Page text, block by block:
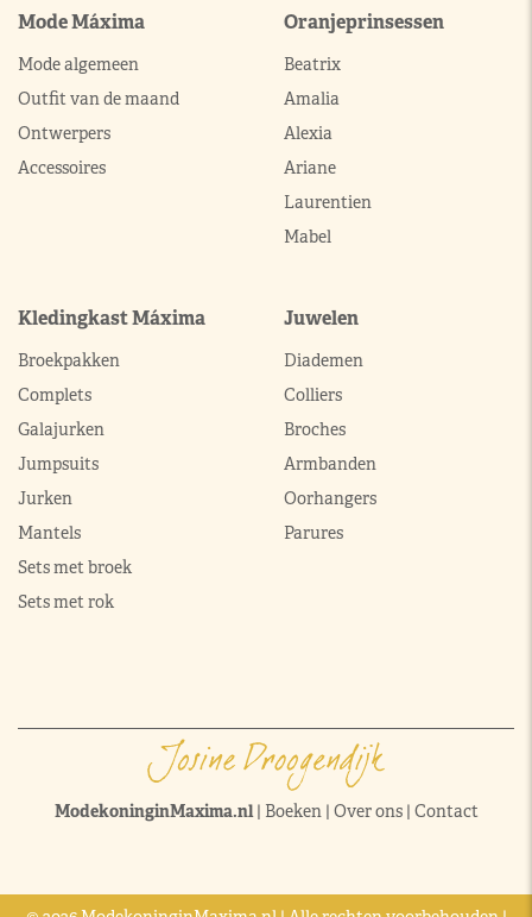
Mode Máxima
Mode algemeen
Outfit van de maand
Ontwerpers
Accessoires
Oranjeprinsessen
Beatrix
Amalia
Alexia
Ariane
Laurentien
Mabel
Kledingkast Máxima
Broekpakken
Complets
Galajurken
Jumpsuits
Jurken
Mantels
Sets met broek
Sets met rok
Juwelen
Diademen
Colliers
Broches
Armbanden
Oorhangers
Parures
ModekoninginMaxima.nl| Boeken| Over ons| Contact